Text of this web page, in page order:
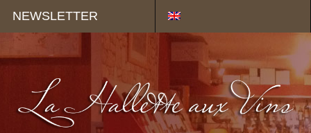
NEWSLETTER
Panneau de gestion des cookies